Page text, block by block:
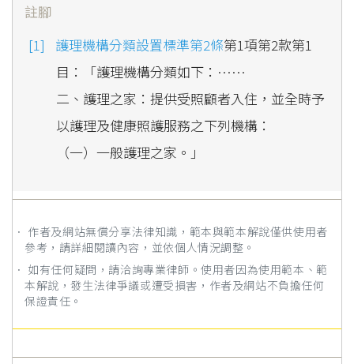
註腳
護理機構分類設置標準第2條第1項第2款第1
目：「護理機構分類如下：……
二、護理之家：提供受照顧者入住，並全時予
以護理及健康照護服務之下列機構：
（一）一般護理之家。」
． 作者及網站無償分享法律知識，範本與範本解說僅供使用者
參考，請詳細閱讀內容，並依個人情況調整。
． 如有任何疑問，請洽詢專業律師。使用者因為使用範本、範
本解說，發生法律爭議或遭受損害，作者及網站不負擔任何
保證責任。